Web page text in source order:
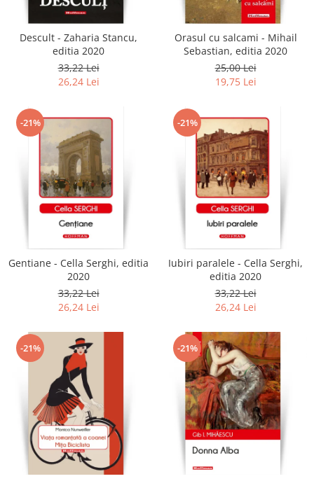
Descult - Zaharia Stancu,
editia 2020
33,22 Lei
26,24 Lei
Orasul cu salcami - Mihail
Sebastian, editia 2020
25,00 Lei
19,75 Lei
-21%
Gentiane - Cella Serghi, editia
2020
33,22 Lei
26,24 Lei
-21%
Iubiri paralele - Cella Serghi,
editia 2020
33,22 Lei
26,24 Lei
-21% -21%